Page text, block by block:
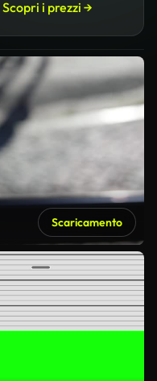
Scopri i prezzi →
Scaricamento